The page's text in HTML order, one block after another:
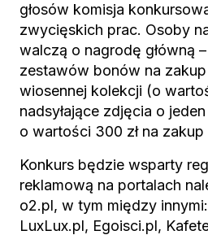
głosów komisja
zwycięskich prac. Osoby
walczą o nagrodę główną
zestawów bonów na zakup
wiosennej kolekcji (o
nadsyłające zdjęcia o
o wartości 300 zł na zakup
Konkurs będzie wsparty
reklamową na portalach
o2.pl, w tym między
LuxLux.pl, Egoisci.pl,